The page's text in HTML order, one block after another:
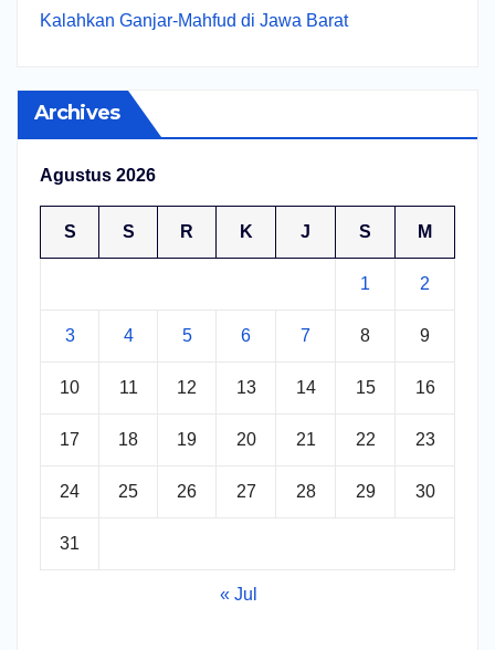
Kalahkan Ganjar-Mahfud di Jawa Barat
Archives
Agustus 2026
S S R K J S M
1 2
3 4 5 6 7 8 9
10 11 12 13 14 15 16
17 18 19 20 21 22 23
24 25 26 27 28 29 30
31
« Jul